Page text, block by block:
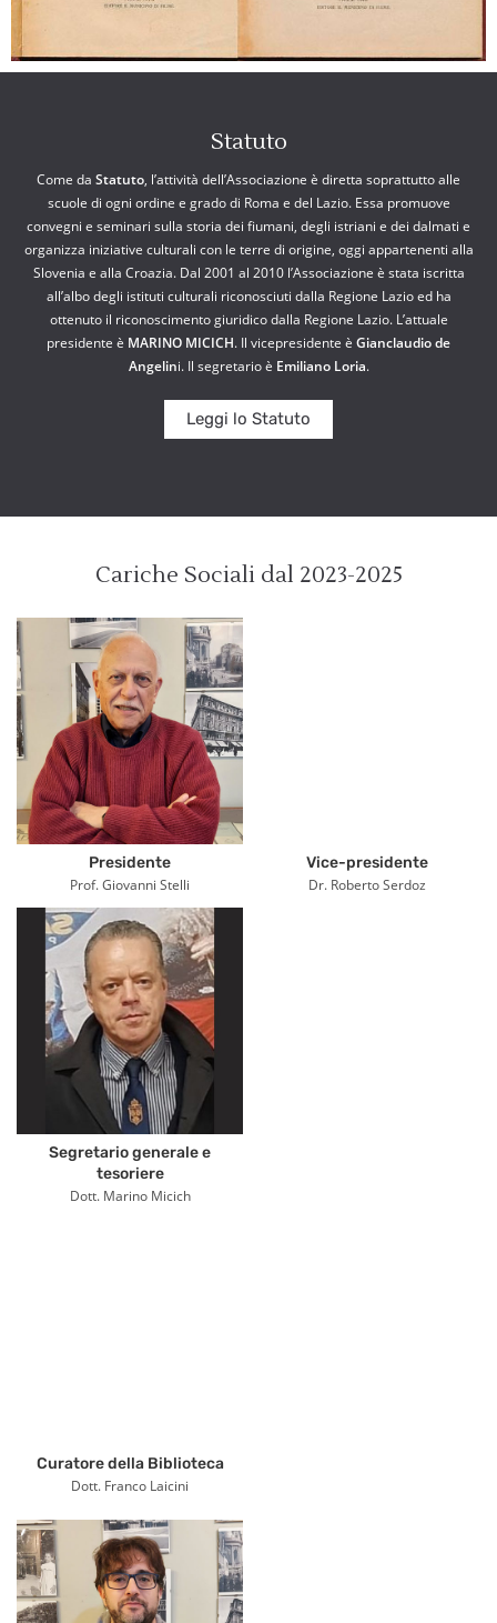
Statuto
Come da Statuto, l’attività dell’Associazione è diretta soprattutto alle
scuole di ogni ordine e grado di Roma e del Lazio. Essa promuove
convegni e seminari sulla storia dei fiumani, degli istriani e dei dalmati e
organizza iniziative culturali con le terre di origine, oggi appartenenti alla
Slovenia e alla Croazia. Dal 2001 al 2010 l’Associazione è stata iscritta
all’albo degli istituti culturali riconosciuti dalla Regione Lazio ed ha
ottenuto il riconoscimento giuridico dalla Regione Lazio. L’attuale
presidente è MARINO MICICH. Il vicepresidente è Gianclaudio de
Angelini. Il segretario è Emiliano Loria.
Leggi lo Statuto
Cariche Sociali dal 2023-2025
Presidente
Prof. Giovanni Stelli
Vice-presidente
Dr. Roberto Serdoz
Segretario generale e
tesoriere
Dott. Marino Micich
Curatore della Biblioteca
Dott. Franco Laicini